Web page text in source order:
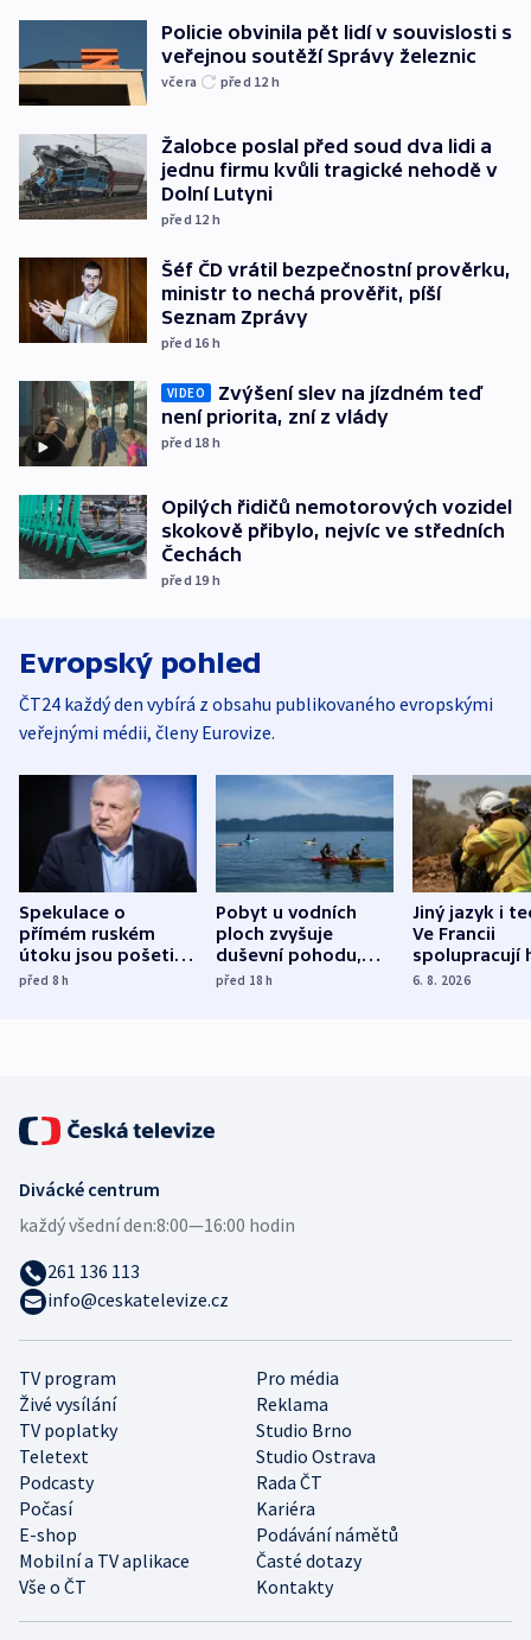
Policie obvinila pět lidí v souvislosti s
veřejnou soutěží Správy železnic
včera před 12 h
Žalobce poslal před soud dva lidi a
jednu firmu kvůli tragické nehodě v
Dolní Lutyni
před 12 h
Šéf ČD vrátil bezpečnostní prověrku,
ministr to nechá prověřit, píší
Seznam Zprávy
před 16 h
VIDEO
Zvýšení slev na jízdném teď
není priorita, zní z vlády
před 18 h
Opilých řidičů nemotorových vozidel
skokově přibylo, nejvíc ve středních
Čechách
před 19 h
Evropský pohled
ČT24 každý den vybírá z obsahu publikovaného evropskými
veřejnými médii, členy Eurovize.
Spekulace o
přímém ruském
útoku jsou pošetilé,
míní estonský
před 8h
Pobyt u vodních
ploch zvyšuje
duševní pohodu,
ukázala
před 18h
Jiný jazyk i
Ve Francii
spolupracují
různých zemí
6. 8. 2026
TV program
Pro média
Živé vysílání
Reklama
TV poplatky
Studio Brno
Teletext
Studio Ostrava
Podcasty
Rada ČT
Počasí
Kariéra
E-shop
Podávání námětů
Mobilní a TV aplikace
Časté dotazy
Vše o ČT
Kontakty
Divácké centrum
každý všední den:8:00—16:00 hodin
261 136 113
info@ceskatelevize.cz